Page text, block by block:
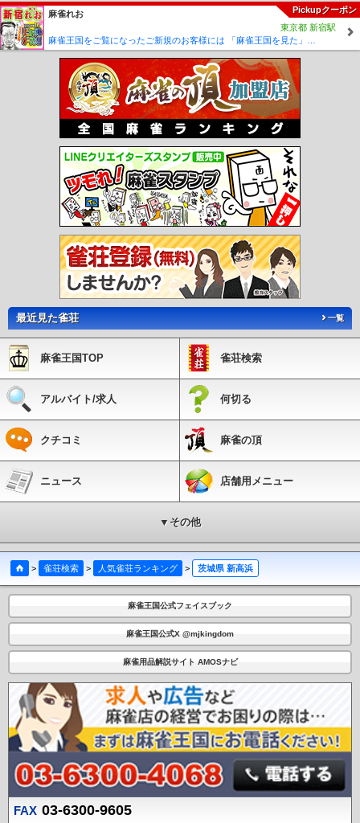
Pickupクーポン
麻雀れお
東京都 新宿駅
最近見た雀荘 一覧
麻雀王国TOP 雀荘検索
アルバイト/求人 何切る
クチコミ 麻雀の頂
ニュース 店舗用メニュー
▼その他
> 雀荘検索 > 人気雀荘ランキング > 茨城県 新高浜
麻雀王国公式フェイスブック
麻雀王国公式X @mjkingdom
麻雀用品解説サイト AMOSナビ
FAX 03-6300-9605